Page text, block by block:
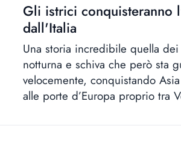
Gli istrici conquisteranno
dall'Italia
Una storia incredibile quella
notturna e schiva che però sta
velocemente, conquistando
alle porte d’Europa proprio tra